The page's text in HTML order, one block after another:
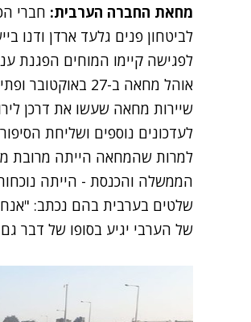
מחאת החברה הערבית: חברי
לביטחון פנים גלעד ארדן ודנו
לפגישה קיימו המוחים הפגנת
אוהל מחאה ב-27
שיירות מחאה שעשו את דרכן
לעדכונים נוספים ושליחת
למרות שהמחאה הייתה מרובת
הממשלה והכנסת - הייתה
שלטים בערבית בהם נכתב:
של הערבי יגיע בסופו של דבר גם